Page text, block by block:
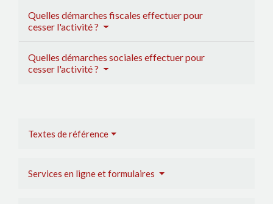
Quelles démarches fiscales effectuer pour
cesser l'activité ?
Quelles démarches sociales effectuer pour
cesser l'activité ?
Textes de référence
Services en ligne et formulaires